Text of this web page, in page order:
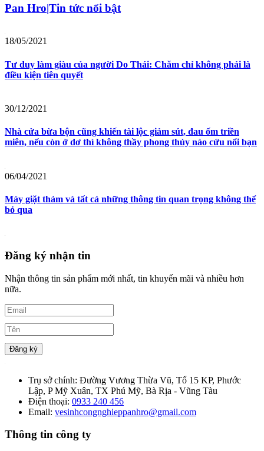
Pan Hro|Tin tức nổi bật
18/05/2021
Tư duy làm giàu của người Do Thái: Chăm chỉ không phải là
điều kiện tiên quyết
30/12/2021
Nhà cửa bừa bộn cũng khiến tài lộc giảm sút, đau ốm triền
miên, nếu còn ở dơ thì không thầy phong thủy nào cứu nổi bạn
06/04/2021
Máy giặt thảm và tất cả những thông tin quan trọng không thể
bỏ qua
Đăng ký nhận tin
Nhận thông tin sản phẩm mới nhất, tin khuyến mãi và nhiều hơn
nữa.
Đăng ký
Trụ sở chính: Đường Vương Thừa Vũ, Tổ 15 KP, Phước
Lập, P Mỹ Xuân, TX Phú Mỹ, Bà Rịa - Vũng Tàu
Điện thoại: 0933 240 456
Email: vesinhcongnghieppanhro@gmail.com
Thông tin công ty